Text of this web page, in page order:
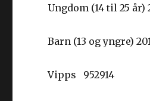
Ungdom (14 til 25
Barn (13 og
Vipps 952914